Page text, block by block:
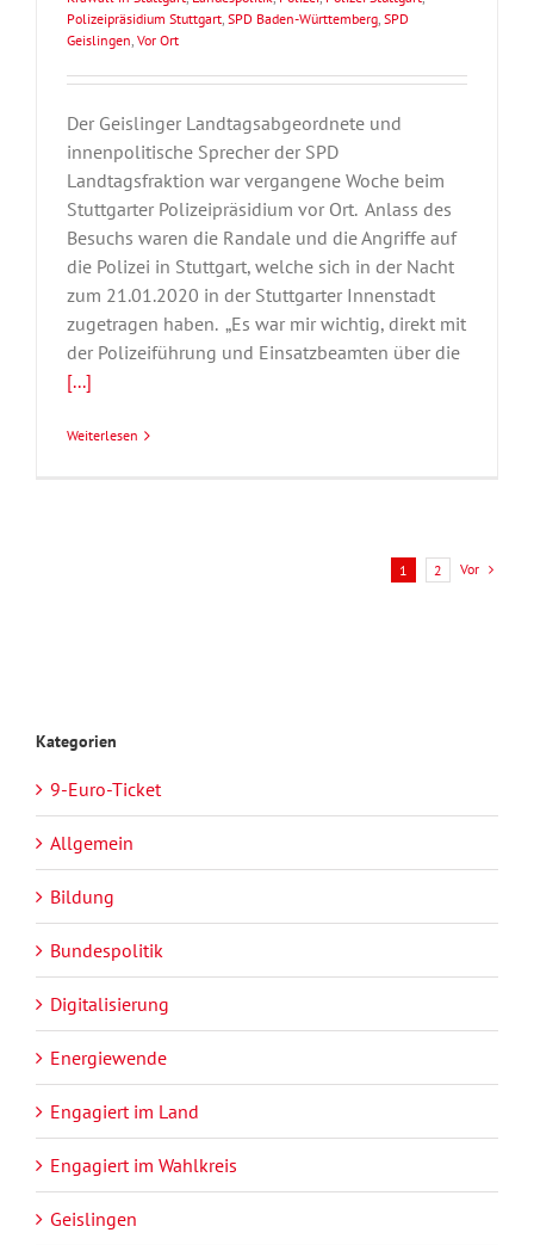
Polizeipräsidium Stuttgart, SPD Baden-Württemberg, SPD
Geislingen, Vor Ort
Der Geislinger Landtagsabgeordnete und
innenpolitische Sprecher der SPD
Landtagsfraktion war vergangene Woche beim
Stuttgarter Polizeipräsidium vor Ort. Anlass des
Besuchs waren die Randale und die Angriffe auf
die Polizei in Stuttgart, welche sich in der Nacht
zum 21.01.2020 in der Stuttgarter Innenstadt
zugetragen haben. „Es war mir wichtig, direkt mit
der Polizeiführung und Einsatzbeamten über die
[...]
Weiterlesen
1 2 Vor
Kategorien
9-Euro-Ticket
Allgemein
Bildung
Bundespolitik
Digitalisierung
Energiewende
Engagiert im Land
Engagiert im Wahlkreis
Geislingen